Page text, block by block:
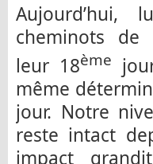
cheminots de
leur 18ème
même
jour. Notre
reste intact
impact